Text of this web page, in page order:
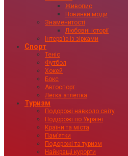
Живопис
Новинки моди
Знаменитості
Любовні історії
Інтервʼю із зірками
Спорт
Теніс
Футбол
Хокей
Бокс
Автоспорт
Легка атлетіка
Туризм
Подорожі навколо світу
Подорожі по Україні
Країни та міста
Пам’ятки
Подорожі та туризм
Найкращі курорти